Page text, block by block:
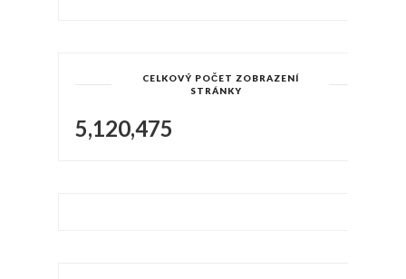
CELKOVÝ POČET ZOBRAZENÍ
STRÁNKY
5,120,475